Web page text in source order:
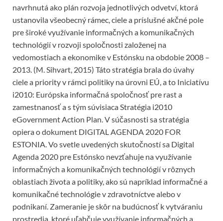
navrhnutá ako plán rozvoja jednotlivých odvetví, ktorá
ustanovila všeobecný rámec, ciele a príslušné akčné pole
pre široké využívanie informačných a komunikačných
technológií v rozvoji spoločnosti založenej na
vedomostiach a ekonomike v Estónsku na obdobie 2008 –
2013. (M. Sihvart, 2015) Táto stratégia brala do úvahy
ciele a priority v rámci politiky na úrovni EÚ, a to Iniciatívu
i2010: Európska informačná spoločnosť pre rast a
zamestnanosť a s tým súvisiaca Stratégia i2010
eGovernment Action Plan. V súčasnosti sa stratégia
opiera o dokument DIGITAL AGENDA 2020 FOR
ESTONIA. Vo svetle uvedených skutočností sa Digital
Agenda 2020 pre Estónsko nevzťahuje na využívanie
informačných a komunikačných technológií v rôznych
oblastiach života a politiky, ako sú napríklad informačné a
komunikačné technológie v zdravotníctve alebo v
podnikaní. Zameranie je skôr na budúcnosť k vytváraniu
prostredia, ktoré uľahčuje využívanie informačných a